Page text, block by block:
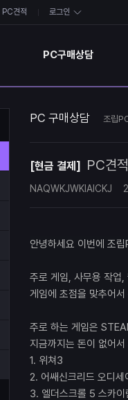
PC견적 로그인
PC구매상담
PC 구매상담 조립
[현금 결제] PC견
NAQWKJWKIAICKJ
안녕하세요 이번에 조
주로 게임, 사무용 작업,
게임에 초점을 맞추어
주로 하는 게임은
지금까지는 돈이 없어
1. 위쳐3
2. 어쌔신크리드 오디세
3. 엘더스크롤 5 스카이